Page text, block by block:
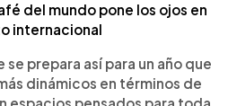
del mundo pone los ojos en
internacional
prepara así para un año que
dinámicos en términos de